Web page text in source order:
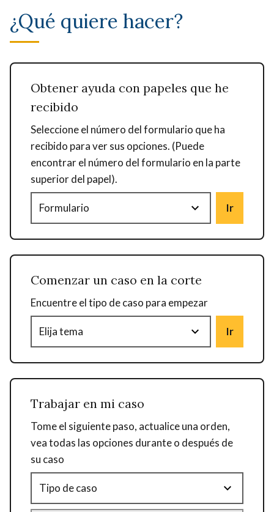
¿Qué quiere hacer?
Obtener ayuda con papeles que he
recibido
Seleccione el número del formulario que ha
recibido para ver sus opciones. (Puede
encontrar el número del formulario en la parte
superior del papel).
Ir
Comenzar un caso en la corte
Encuentre el tipo de caso para empezar
Ir
Trabajar en mi caso
Tome el siguiente paso, actualice una orden,
vea todas las opciones durante o después de
su caso